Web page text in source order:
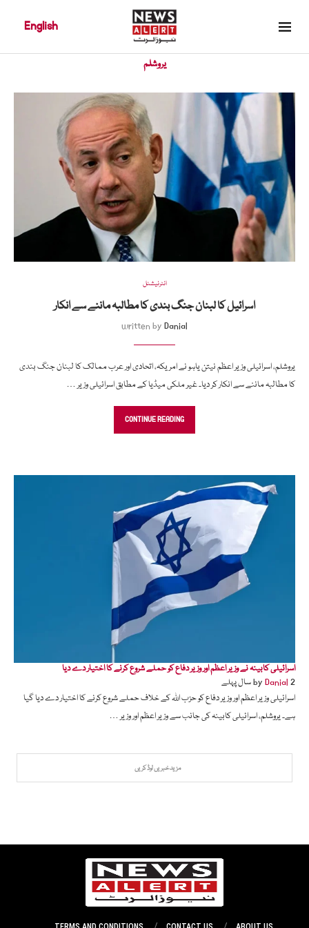
English
یروشلم
انٹرنیشنل
اسرائیل کا لبنان جنگ بندی کا مطالبہ ماننے سے انکار
written by Danial
یروشلم، اسرائیلی وزیر اعظم نیتن یاہو نے امریکہ، اتحادی اور عرب ممالک کا لبنان جنگ بندی
کا مطالبہ ماننے سے انکار کر دیا۔ غیر ملکی میڈیا کے مطابق اسرائیلی وزیر …
CONTINUE READING
اسرائیلی کابینہ نے وزیر اعظم اور وزیر دفاع کو حملے شروع کرنے کا اختیار دے دیا
by Danial 2 سال پہلے
اسرائیلی وزیر اعظم اور وزیر دفاع کو حزب اللہ کے خلاف حملے شروع کرنے کا اختیار دے دیا گیا
ہے۔ یروشلم، اسرائیلی کابینہ کی جانب سے وزیر اعظم اور وزیر …
مزید خبریں لوڈ کریں